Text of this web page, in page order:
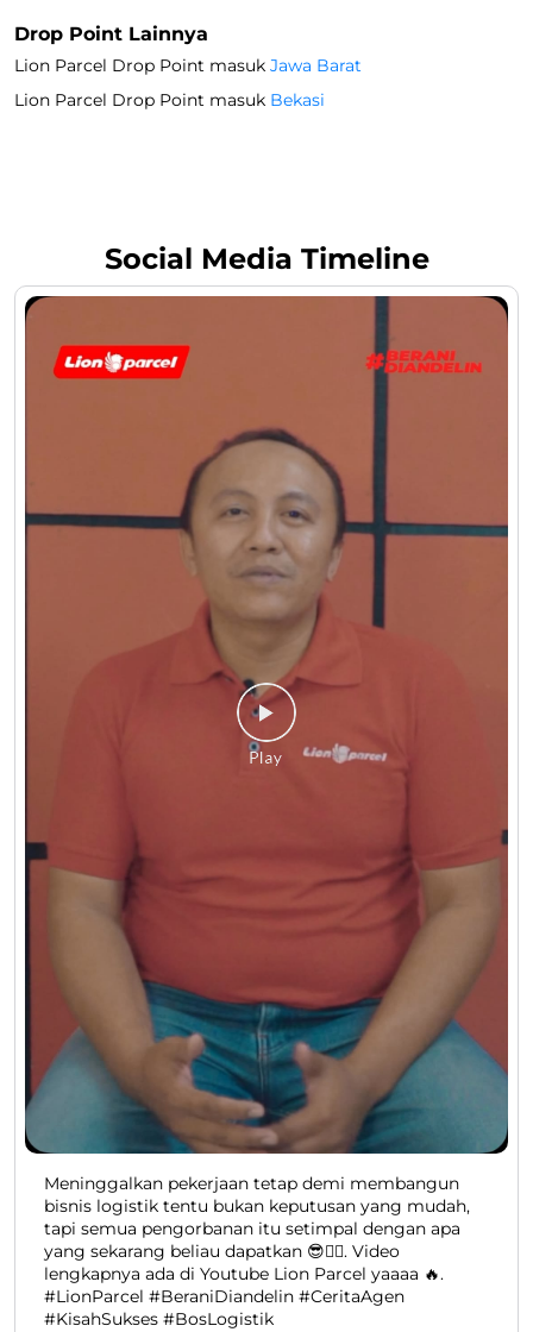
Drop Point Lainnya
Lion Parcel Drop Point masuk Jawa Barat
Lion Parcel Drop Point masuk Bekasi
Social Media Timeline
Meninggalkan pekerjaan tetap demi membangun
bisnis logistik tentu bukan keputusan yang mudah,
tapi semua pengorbanan itu setimpal dengan apa
yang sekarang beliau dapatkan 😎👍🏻. Video
lengkapnya ada di Youtube Lion Parcel yaaaa 🔥.
#LionParcel #BeraniDiandelin #CeritaAgen
#KisahSukses #BosLogistik